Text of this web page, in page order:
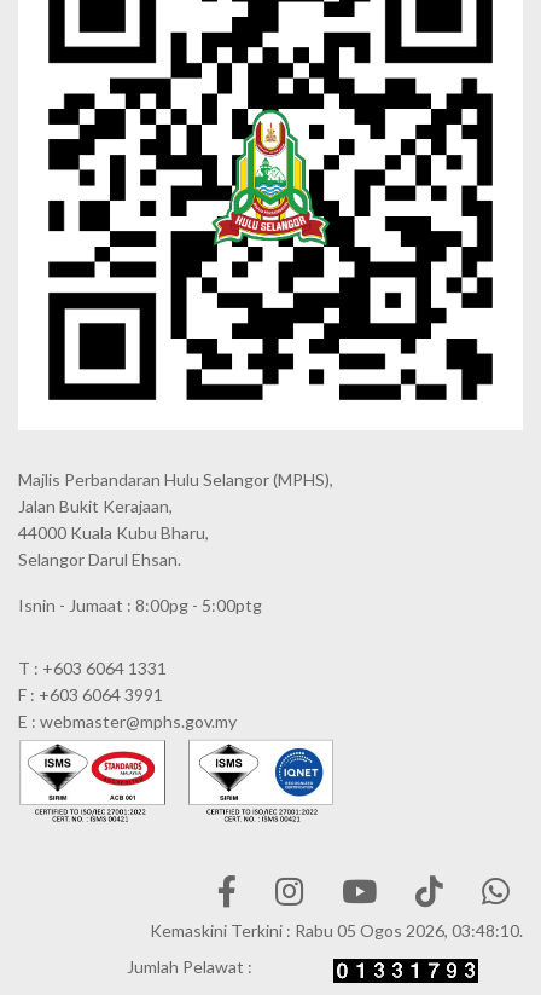
Majlis Perbandaran Hulu Selangor (MPHS),
Jalan Bukit Kerajaan,
44000 Kuala Kubu Bharu,
Selangor Darul Ehsan.
Isnin - Jumaat : 8:00pg - 5:00ptg
T : +603 6064 1331
F : +603 6064 3991
E : webmaster@mphs.gov.my
Kemaskini Terkini : Rabu 05 Ogos 2026, 03:48:10.
Jumlah Pelawat :